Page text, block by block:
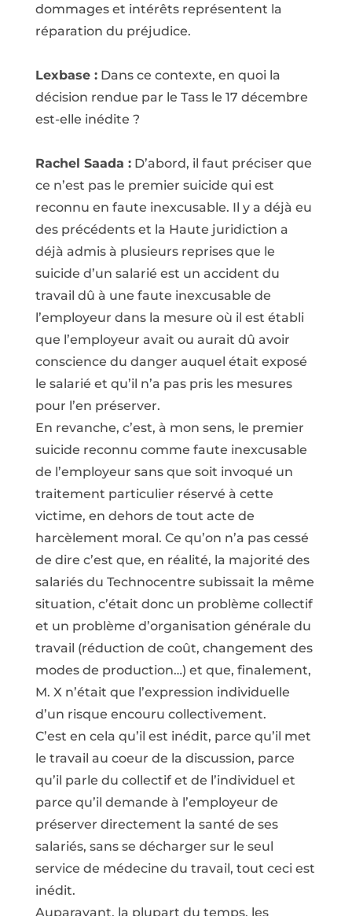
dommages et intérêts représentent la
réparation du préjudice.
Lexbase :Dans ce contexte, en quoi la
décision rendue par le Tass le 17 décembre
est-elle inédite ?
Rachel Saada :D’abord, il faut préciser que
ce n’est pas le premier suicide qui est
reconnu en faute inexcusable. Il y a déjà eu
des précédents et la Haute juridiction a
déjà admis à plusieurs reprises que le
suicide d’un salarié est un accident du
travail dû à une faute inexcusable de
l’employeur dans la mesure où il est établi
que l’employeur avait ou aurait dû avoir
conscience du danger auquel était exposé
le salarié et qu’il n’a pas pris les mesures
pour l’en préserver.
En revanche, c’est, à mon sens, le premier
suicide reconnu comme faute inexcusable
de l’employeur sans que soit invoqué un
traitement particulier réservé à cette
victime, en dehors de tout acte de
harcèlement moral. Ce qu’on n’a pas cessé
de dire c’est que, en réalité, la majorité des
salariés du Technocentre subissait la même
situation, c’était donc un problème collectif
et un problème d’organisation générale du
travail (réduction de coût, changement des
modes de production…) et que, finalement,
M. X n’était que l’expression individuelle
d’un risque encouru collectivement.
C’est en cela qu’il est inédit, parce qu’il met
le travail au coeur de la discussion, parce
qu’il parle du collectif et de l’individuel et
parce qu’il demande à l’employeur de
préserver directement la santé de ses
salariés, sans se décharger sur le seul
service de médecine du travail, tout ceci est
inédit.
Auparavant, la plupart du temps, les